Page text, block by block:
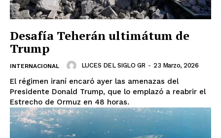
Desafía Teherán ultimátum de
Trump
INTERNACIONAL LUCES DEL SIGLO GR - 23 Marzo, 2026
El régimen iraní encaró ayer las amenazas del
Presidente Donald Trump, que lo emplazó a reabrir el
Estrecho de Ormuz en 48 horas.